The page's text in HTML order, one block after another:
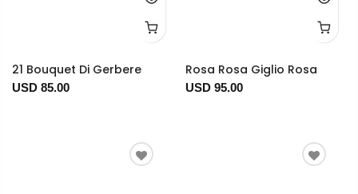
21 Bouquet Di Gerbere
USD 85.00
Rosa Rosa Giglio Rosa
USD 95.00